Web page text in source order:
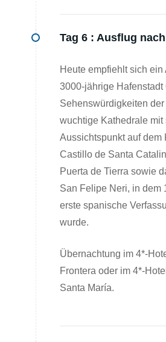
Tag 6 : Ausflug
Heute empfiehlt sich
3000-jährige Hafenstadt
Sehenswürdigkeiten
wuchtige Kathedrale mit
Aussichtspunkt auf dem
Castillo de Santa
Puerta de Tierra sowie
San Felipe Neri, in dem
erste spanische
wurde.
Übernachtung im 4*-
Frontera oder im 4*-
Santa María.